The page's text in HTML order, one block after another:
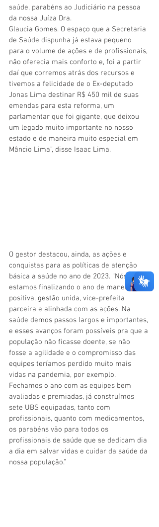
saúde, parabéns ao Judiciário na pessoa
da nossa Juíza Dra.
Glaucia Gomes. O espaço que a Secretaria
de Saúde dispunha já estava pequeno
para o volume de ações e de profissionais,
não oferecia mais conforto e, foi a partir
daí que corremos atrás dos recursos e
tivemos a felicidade de o Ex-deputado
Jonas Lima destinar R$ 450 mil de suas
emendas para esta reforma, um
parlamentar que foi gigante, que deixou
um legado muito importante no nosso
estado e de maneira muito especial em
Mâncio Lima”, disse Isaac Lima.
O gestor destacou, ainda, as ações e
conquistas para as políticas de atenção
básica a saúde no ano de 2023. “Nós
estamos finalizando o ano de maneira
positiva, gestão unida, vice-prefeita
parceira e alinhada com as ações. Na
saúde demos passos largos e importantes,
e esses avanços foram possíveis pra que a
população não ficasse doente, se não
fosse a agilidade e o compromisso das
equipes teríamos perdido muito mais
vidas na pandemia, por exemplo.
Fechamos o ano com as equipes bem
avaliadas e premiadas, já construímos
sete UBS equipadas, tanto com
profissionais, quanto com medicamentos,
os parabéns vão para todos os
profissionais de saúde que se dedicam dia
a dia em salvar vidas e cuidar da saúde da
nossa população.”